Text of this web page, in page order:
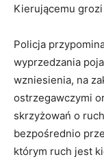
Kierującemu
Policja
wyprzedzania
wzniesienia, na
ostrzegawczymi
skrzyżowań o
bezpośrednio
którym ruch jest